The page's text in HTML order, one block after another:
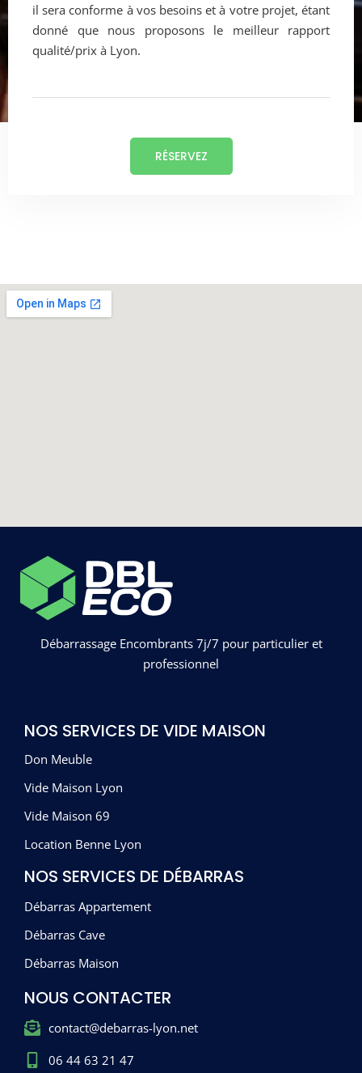
il sera conforme à vos besoins et à votre projet, étant
donné que nous proposons le meilleur rapport
qualité/prix à Lyon.
RÉSERVEZ
Débarrassage Encombrants 7j/7 pour particulier et
professionnel
NOS SERVICES DE VIDE MAISON
Don Meuble
Vide Maison Lyon
Vide Maison 69
Location Benne Lyon
NOS SERVICES DE DÉBARRAS
Débarras Appartement
Débarras Cave
Débarras Maison
NOUS CONTACTER
contact@debarras-lyon.net
06 44 63 21 47